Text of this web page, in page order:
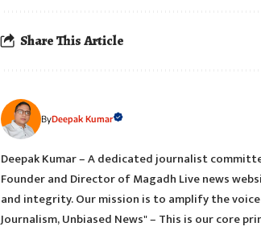
Share This Article
ByDeepak Kumar
Deepak Kumar – A dedicated journalist
Founder and Director of Magadh Live news
and integrity. Our mission is to amplify the
Journalism, Unbiased News" – This is our core